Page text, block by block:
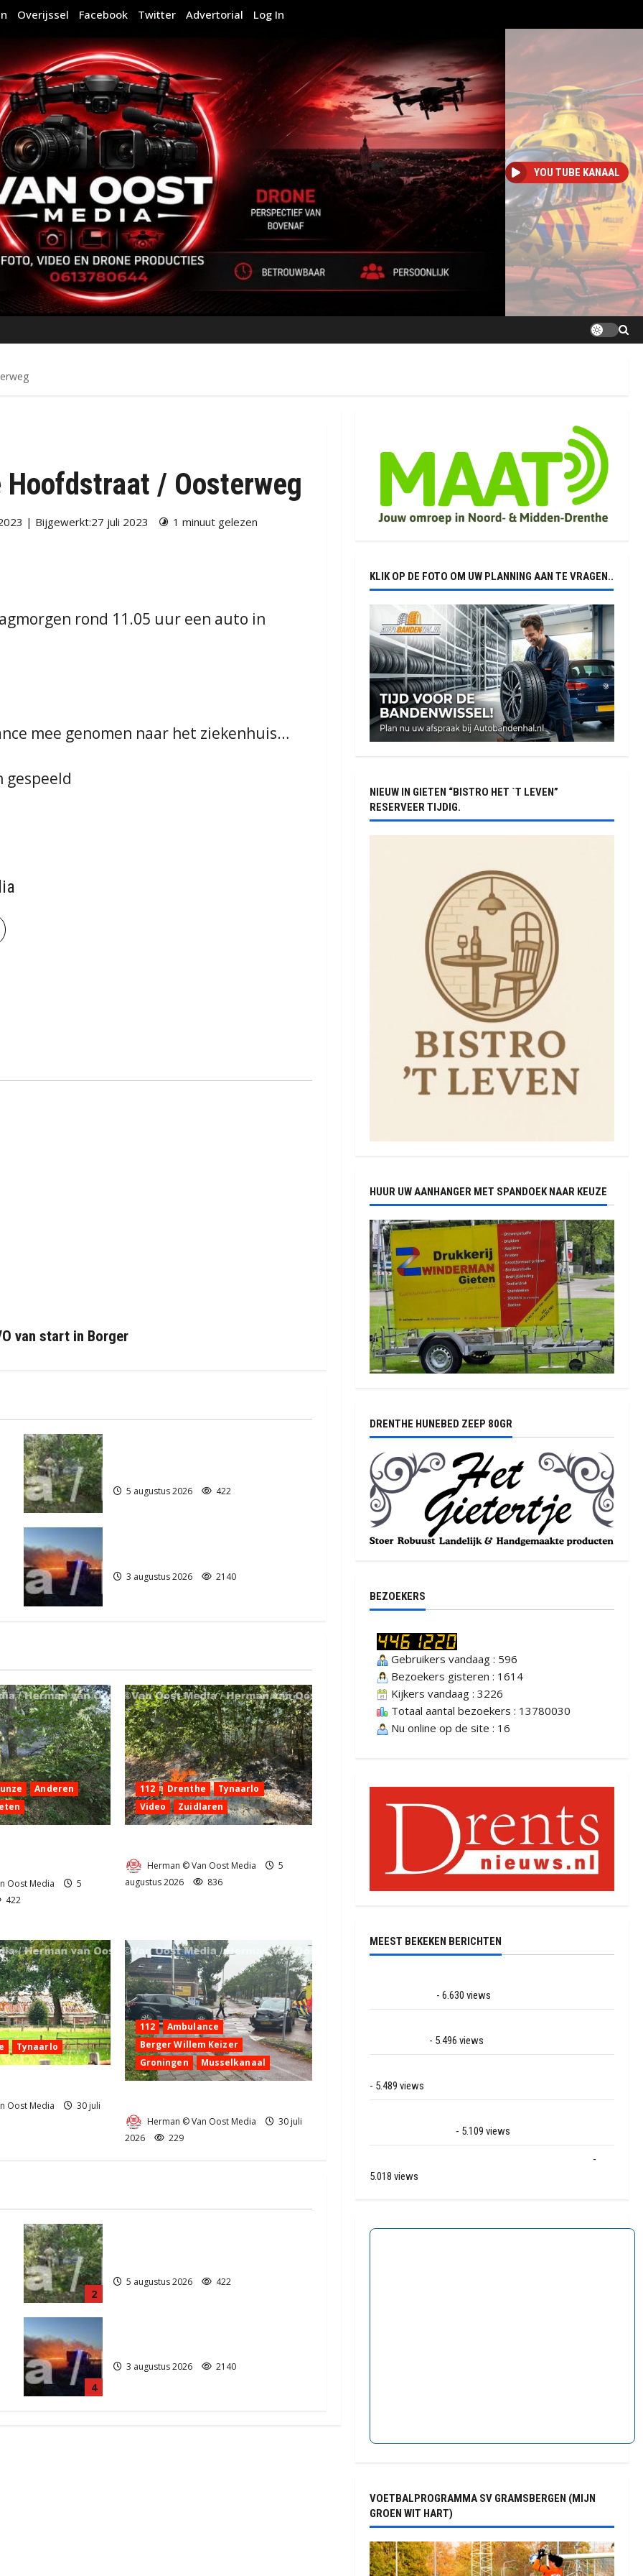
Overijssel Facebook Twitter Advertorial Log In
YOU TUBE KANAAL
/ Oosterweg
| Bijgewerkt:27 juli 2023
1 minuut gelezen
rond 11.05 uur een auto in
mee genomen naar het ziekenhuis…
gespeeld
van start in Borger
5 augustus 2026 422
3 augustus 2026 2140
Anderen
Oost Media
5
422
112 Drenthe
Tynaarlo
Video
Zuidlaren
Herman © Van Oost Media
5
augustus 2026
836
Tynaarlo
Oost Media
30 juli
112
Ambulance
Berger Willem Keizer
Groningen
Musselkanaal
Herman © Van Oost Media
30 juli
2026
229
2
5 augustus 2026 422
4
3 augustus 2026 2140
KLIK OP DE FOTO OM UW PLANNING AAN TE VRAGEN..
NIEUW IN GIETEN “BISTRO HET `T LEVEN”
RESERVEER TIJDIG.
HUUR UW AANHANGER MET SPANDOEK NAAR KEUZE
DRENTHE HUNEBED ZEEP 80GR
BEZOEKERS
Gebruikers vandaag : 596
Bezoekers gisteren : 1614
Kijkers vandaag : 3226
Totaal aantal bezoekers : 13780030
Nu online op de site : 16
MEEST BEKEKEN BERICHTEN
- 6.630 views
- 5.496 views
- 5.489 views
- 5.109 views
-
5.018 views
VOETBALPROGRAMMA SV GRAMSBERGEN (MIJN
GROEN WIT HART)